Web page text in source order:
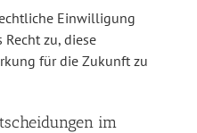
Einwilligung
zu, diese
für die Zukunft zu
im